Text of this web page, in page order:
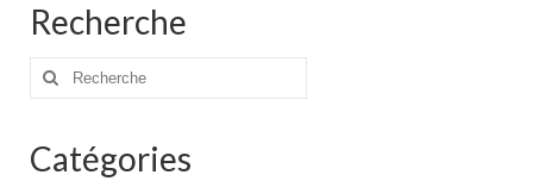
Recherche
Rechercher
Catégories